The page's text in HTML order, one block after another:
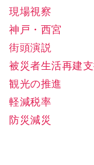
現場視察
神戸・西宮
街頭演説
被災者生活再建
観光の推進
軽減税率
防災減災